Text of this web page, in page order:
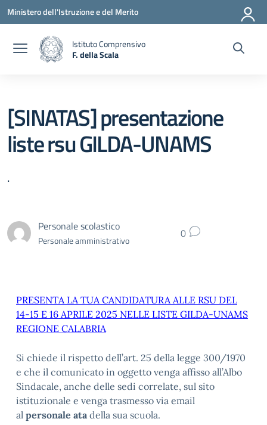
Vai ai contenuti
Vai al menu di navigazione
Vai al footer
Ministero dell'Istruzione e del Merito
Istituto Comprensivo
F. della Scala
[SINATAS] presentazione
liste rsu GILDA-UNAMS
.
Personale scolastico
Personale amministrativo 0
PRESENTA LA TUA CANDIDATURA ALLE RSU DEL
14-15 E 16 APRILE 2025 NELLE LISTE GILDA-UNAMS
REGIONE CALABRIA
Si chiede il rispetto dell’art. 25 della legge 300/1970
e che il comunicato in oggetto venga affisso all’Albo
Sindacale, anche delle sedi correlate, sul sito
istituzionale e venga trasmesso via email
al personale atadella sua scuola.